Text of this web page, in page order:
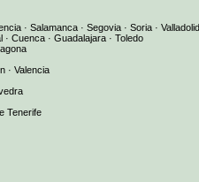
· Salamanca · Segovia · Soria · Valladolid
· Cuenca · Guadalajara · Toledo
· Valencia
Tenerife